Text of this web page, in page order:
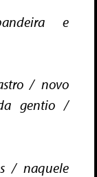
e
/ novo
gentio /
/ naquele